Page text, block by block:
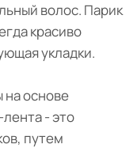
волос. Парик
красиво
укладки.
на основе
- это
путем